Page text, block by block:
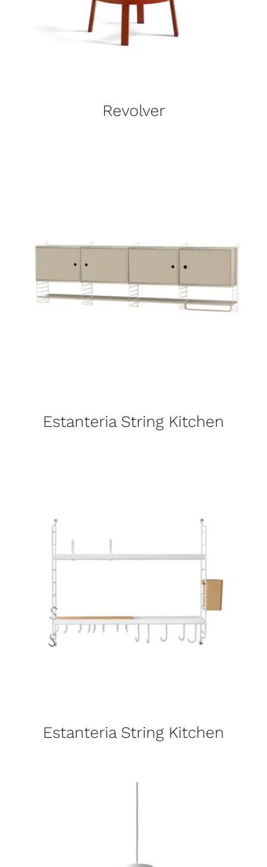
Revolver
Estanteria String Kitchen
Estanteria String Kitchen